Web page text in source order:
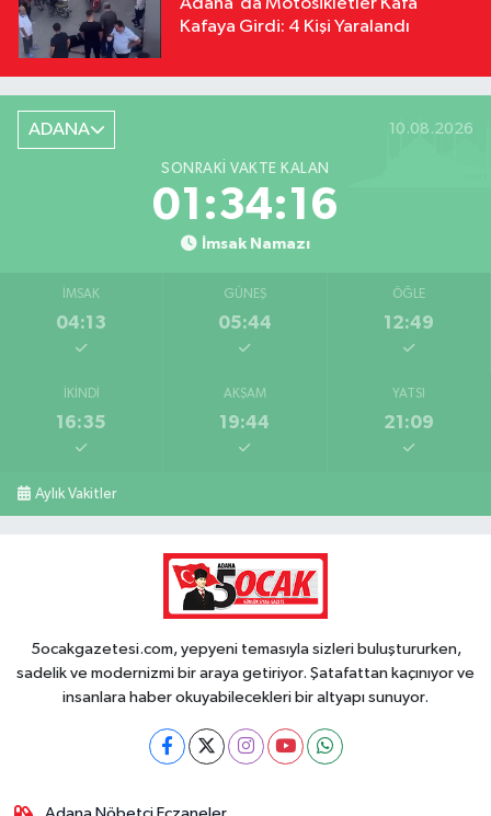
Kafaya Girdi: 4 Kişi Yaralandı
ADANA 10.08.2026
SONRAKI VAKTE KALAN
01:34:15
İmsak Namazı
İMSAK
04:13
GÜNEŞ
05:44
ÖĞLE
12:49
İKINDI
16:35
AKŞAM
19:44
YATSI
21:09
Aylık Vakitler
5ocakgazetesi.com, yepyeni temasıyla sizleri buluştururken,
sadelik ve modernizmi bir araya getiriyor. Şatafattan kaçınıyor ve
insanlara haber okuyabilecekleri bir altyapı sunuyor.
Adana Nöbetçi Eczaneler